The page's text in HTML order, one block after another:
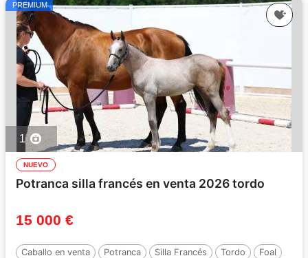
PREMIUM
1
NUEVO
Potranca silla francés en venta 2026 tordo
15 000 €
Caballo en venta Potranca Silla Francés Tordo Foal